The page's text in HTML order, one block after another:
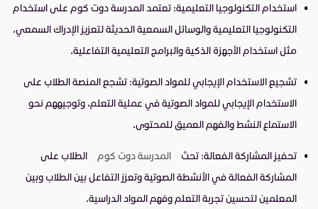
استخدام التكنولوجيا التعليمية: تعتمد المدرسة دوت كوم على استخدام
التكنولوجيا التعليمية والوسائل السمعية الحديثة لتعزيز الإدراك السمعي،
مثل استخدام الأجهزة الذكية والبرامج التعليمية التفاعلية.
تشجيع الاستخدام الإيجابي للمواد الصوتية: تشجع المنصة الطلاب على
الاستخدام الإيجابي للمواد الصوتية في عملية التعلم، وتوجيههم نحو
الاستماع النشط والفهم العميق للمحتوى.
تحفيز المشاركة الفعالة: تحث المدرسة دوت كوم
الطلاب على
المشاركة الفعالة في الأنشطة الصوتية وتعزز التفاعل بين الطلاب وبين
المعلمين لتحسين تجربة التعلم وفهم المواد الدراسية.